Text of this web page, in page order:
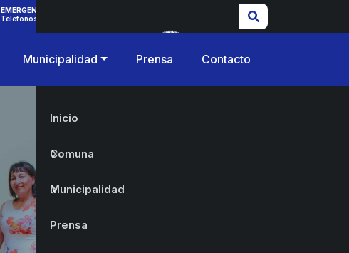
EMERGENCIAS
Telefonos
Municipalidad Prensa Contacto
Inicio
Comuna
Municipalidad
Prensa